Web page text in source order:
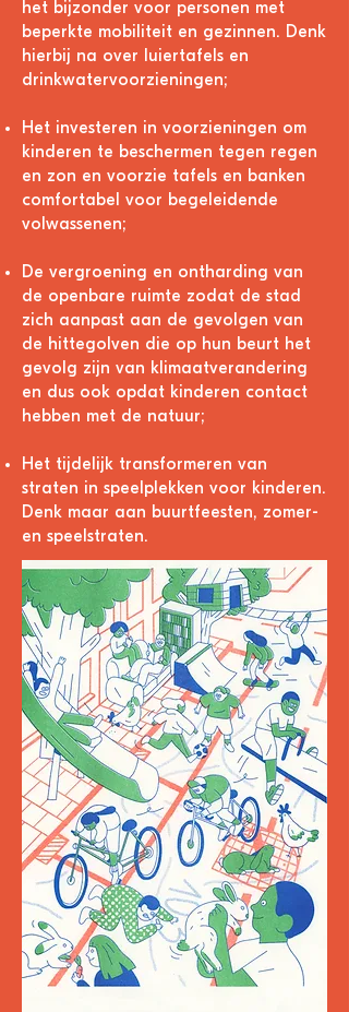
het bijzonder voor personen met
beperkte mobiliteit en gezinnen. Denk
hierbij na over
luiertafels en
drinkwatervoorzieningen;
Het investeren in voorzieningen om
kinderen te beschermen tegen regen
en zon en voorzie tafels en banken
comfortabel voor begeleidende
volwassenen;
De vergroening en ontharding van
de openbare ruimte zodat de stad
zich aanpast aan de gevolgen van
de hittegolven die op hun beurt het
gevolg zijn van klimaatverandering
en dus ook opdat kinderen contact
hebben met de natuur;
Het tijdelijk transformeren van
straten in speelplekken voor kinderen.
Denk maar aan buurtfeesten, zomer-
en speelstraten.